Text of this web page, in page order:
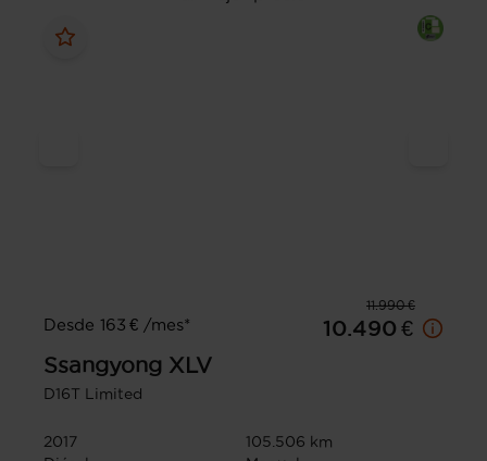
11.990 €
Desde 163 € /mes*
10.490 €
Ssangyong XLV
D16T Limited
2017
105.506 km